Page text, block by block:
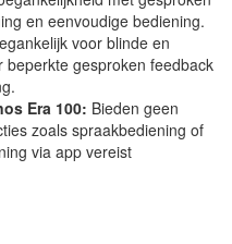
en eenvoudige bediening.
voor blinde en
gesproken feedback
Era 100: Bieden geen
zoals spraakbediening of
via app vereist